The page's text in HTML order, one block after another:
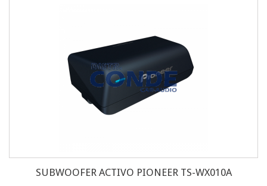
SUBWOOFER ACTIVO PIONEER TS-WX010A